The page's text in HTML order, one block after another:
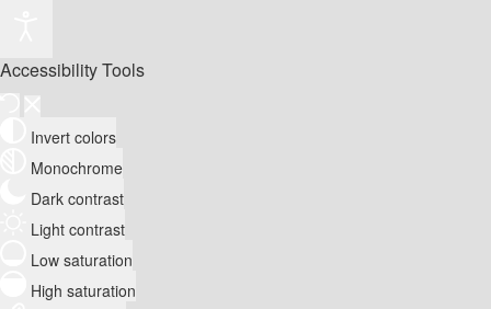
Accessibility Tools
Invert colors
Monochrome
Dark contrast
Light contrast
Low saturation
High saturation